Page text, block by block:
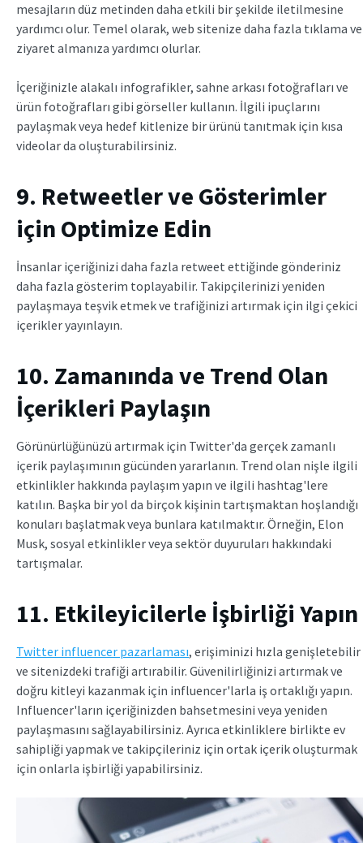
mesajların düz metinden daha etkili bir şekilde iletilmesine
yardımcı olur. Temel olarak, web sitenize daha fazla tıklama ve
ziyaret almanıza yardımcı olurlar.
İçeriğinizle alakalı infografikler, sahne arkası fotoğrafları ve
ürün fotoğrafları gibi görseller kullanın. İlgili ipuçlarını
paylaşmak veya hedef kitlenize bir ürünü tanıtmak için kısa
videolar da oluşturabilirsiniz.
9. Retweetler ve Gösterimler
için Optimize Edin
İnsanlar içeriğinizi daha fazla retweet ettiğinde gönderiniz
daha fazla gösterim toplayabilir. Takipçilerinizi yeniden
paylaşmaya teşvik etmek ve trafiğinizi artırmak için ilgi çekici
içerikler yayınlayın.
10. Zamanında ve Trend Olan
İçerikleri Paylaşın
Görünürlüğünüzü artırmak için Twitter'da gerçek zamanlı
içerik paylaşımının gücünden yararlanın. Trend olan nişle ilgili
etkinlikler hakkında paylaşım yapın ve ilgili hashtag'lere
katılın. Başka bir yol da birçok kişinin tartışmaktan hoşlandığı
konuları başlatmak veya bunlara katılmaktır. Örneğin, Elon
Musk, sosyal etkinlikler veya sektör duyuruları hakkındaki
tartışmalar.
11. Etkileyicilerle İşbirliği Yapın
Twitter influencer pazarlaması, erişiminizi hızla genişletebilir
ve sitenizdeki trafiği artırabilir. Güvenilirliğinizi artırmak ve
doğru kitleyi kazanmak için influencer'larla iş ortaklığı yapın.
Influencer'ların içeriğinizden bahsetmesini veya yeniden
paylaşmasını sağlayabilirsiniz. Ayrıca etkinliklere birlikte ev
sahipliği yapmak ve takipçileriniz için ortak içerik oluşturmak
için onlarla işbirliği yapabilirsiniz.